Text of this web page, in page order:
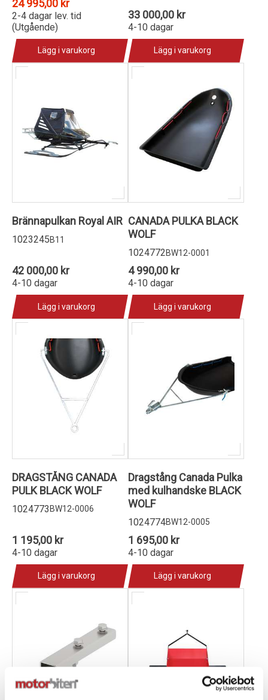
24 995,00 kr
2-4 dagar lev. tid
(Utgående)
Lägg i varukorg
33 000,00 kr
4-10 dagar
Lägg i varukorg
Brännapulkan Royal AIR
1023245B11
42 000,00 kr
4-10 dagar
Lägg i varukorg
CANADA PULKA BLACK
WOLF
1024772BW12-0001
4 990,00 kr
4-10 dagar
Lägg i varukorg
DRAGSTÅNG CANADA
PULK BLACK WOLF
1024773 BW12-0006
1 195,00 kr
4-10 dagar
Lägg i varukorg
Dragstång Canada Pulka
med kulhandske BLACK
WOLF
1024774BW12-0005
1 695,00 kr
4-10 dagar
Lägg i varukorg